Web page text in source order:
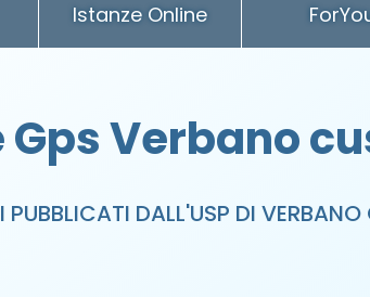
Istanze Online
Verbano
PUBBLICATI DALL'USP DI